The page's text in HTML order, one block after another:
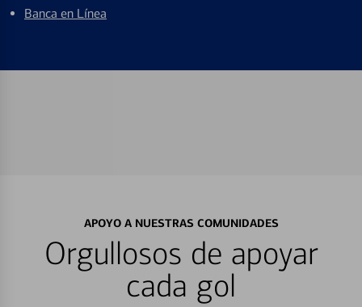
Banca en Línea
APOYO A NUESTRAS COMUNIDADES
Orgullosos de apoyar
cada gol